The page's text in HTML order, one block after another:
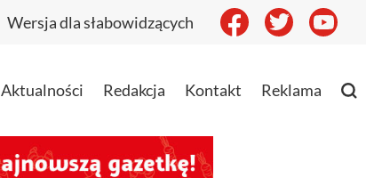
Wersja dla słabowidzących
Aktualności Redakcja Kontakt Reklama